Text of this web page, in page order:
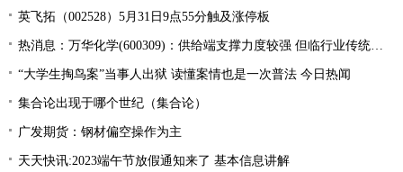
英飞拓（002528）5月31日9点55分触及涨停板
热消息：万华化学(600309)：供给端支撑力度较强 但临行业传统淡季 MDI价格稳中向上
“大学生掏鸟案”当事人出狱 读懂案情也是一次普法 今日热闻
集合论出现于哪个世纪（集合论）
广发期货：钢材偏空操作为主
天天快讯:2023端午节放假通知来了 基本信息讲解